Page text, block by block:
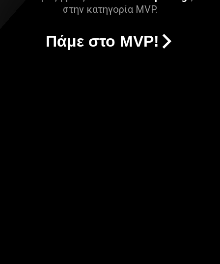
στην κατηγορία MVP.
Πάμε στο MVP!